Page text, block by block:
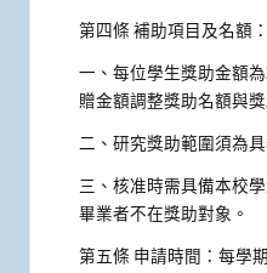
第四條 補助項目及名額：
一、每位學生獎助金額
贈金額調整獎助名額與獎
二、研究獎助範圍須為
三、核准時需具備本校
畢業者不在獎助對象。
第五條 申請時間：每學